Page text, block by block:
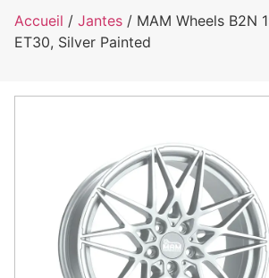
Accueil / Jantes / MAM Wheels B2N
ET30, Silver Painted